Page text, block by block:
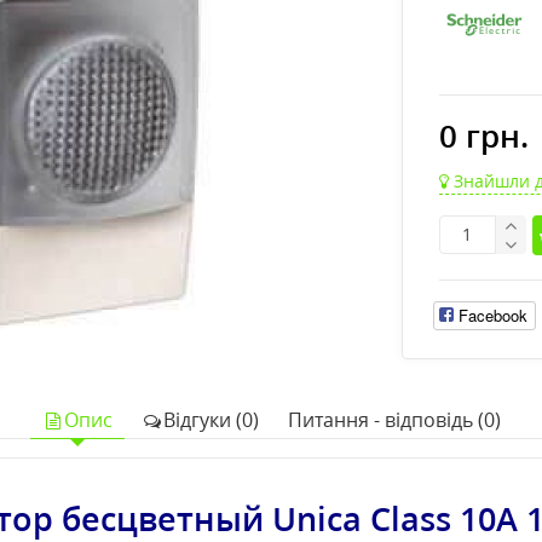
0 грн.
Знайшли
Facebook
Опис Відгуки (0) Питання - відповідь (0)
бесцветный Unica Class 10А